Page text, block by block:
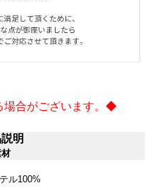
場合がございます。◆
明
ル100%